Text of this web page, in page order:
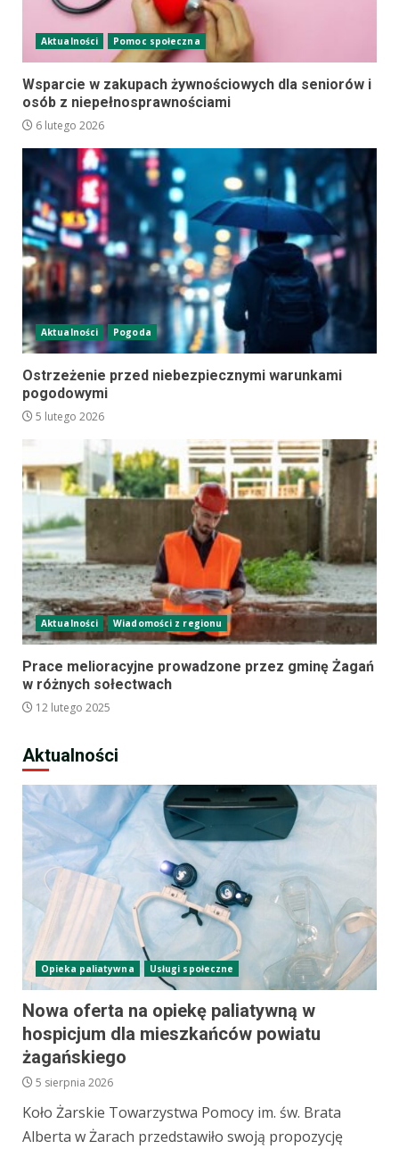
Aktualności Pomoc społeczna
Wsparcie w zakupach żywnościowych dla seniorów i
osób z niepełnosprawnościami
6 lutego 2026
Aktualności Pogoda
Ostrzeżenie przed niebezpiecznymi warunkami
pogodowymi
5 lutego 2026
Aktualności Wiadomości z regionu
Prace melioracyjne prowadzone przez gminę Żagań
w różnych sołectwach
12 lutego 2025
Aktualności
Opieka paliatywna Usługi społeczne
Nowa oferta na opiekę paliatywną w
hospicjum dla mieszkańców powiatu
żagańskiego
5 sierpnia 2026
Koło Żarskie Towarzystwa Pomocy im. św. Brata
Alberta w Żarach przedstawiło swoją propozycję